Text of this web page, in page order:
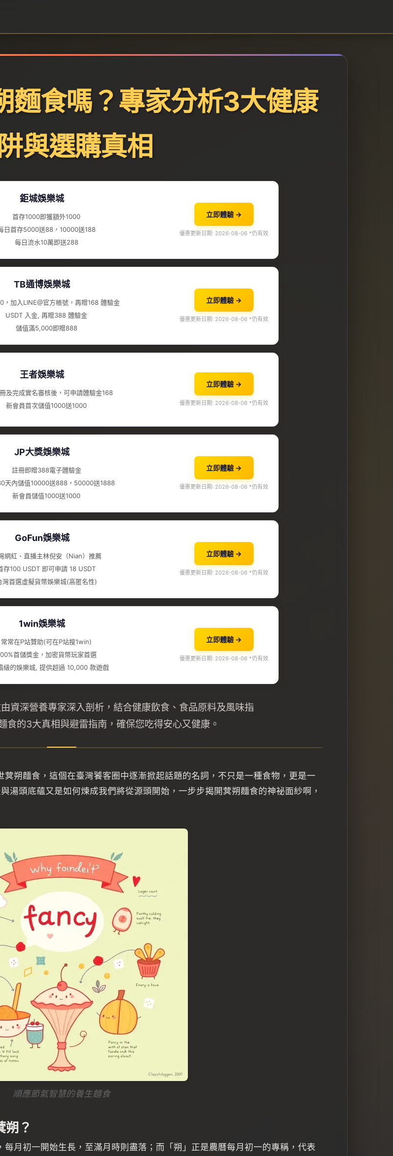
麵食嗎？專家分析3大健康
與選購真相
鉅城娛樂城
首存1000即獲額外1000
日首存5000送88，10000送188
每日流水10萬即送288
立即體驗 →
優惠更新日期: 2026-08-06 *仍有效
TB通博娛樂城
，加入LINE@官方帳號，再贈168 體驗金
USDT 入金, 再贈388 體驗金
儲值滿5,000即贈888
立即體驗 →
優惠更新日期: 2026-08-06 *仍有效
王者娛樂城
及完成實名審核後，可申請體驗金168
新會員首次儲值1000送1000
立即體驗 →
優惠更新日期: 2026-08-06 *仍有效
JP大獎娛樂城
註冊即贈388電子體驗金
天內儲值10000送888，50000送1888
新會員儲值1000送1000
立即體驗 →
優惠更新日期: 2026-08-06 *仍有效
GoFun娛樂城
網紅、直播主林倪安（Nian）推薦
存100 USDT 即可申請 18 USDT
灣首選虛擬貨幣娛樂城(高匿名性)
立即體驗 →
優惠更新日期: 2026-08-06 *仍有效
1win娛樂城
常常在P站贊助(可在P站搜1win)
首儲獎金，加密貨幣玩家首選
級的娛樂城, 提供超過 10,000 款遊戲
立即體驗 →
優惠更新日期: 2026-08-06 *仍有效
資深營養專家深入剖析，結合健康飲食、食品原料及風味指
食的3大真相與避雷指南，確保您吃得安心又健康。
朔麵食，這個在臺灣饕客圈中逐漸掀起話題的名詞，不只是一種食物，更是一
湯頭底蘊又是如何煉成我們將從源頭開始，一步步揭開蓂朔麵食的神祕面紗啊，
順應節氣智慧的養生麵食
朔？
每月初一開始生長，至滿月時則盡落；而「朔」正是農曆每月初一的專稱，代表